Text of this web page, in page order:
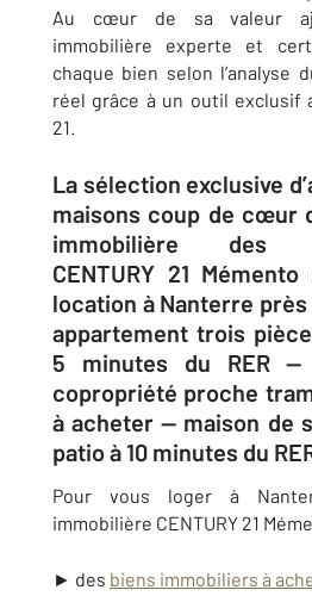
Au cœur de sa valeur
immobilière experte et
chaque bien selon l’analyse
réel grâce à un outil exclusif
21.
La sélection exclusive
maisons coup de cœur
immobilière des
CENTURY 21
location à Nanterre
appartement trois
5 minutes du RER
copropriété proche
à acheter — maison de
patio à 10 minutes du
Pour vous loger à
immobilière CENTURY 21
► des biens immobiliers à